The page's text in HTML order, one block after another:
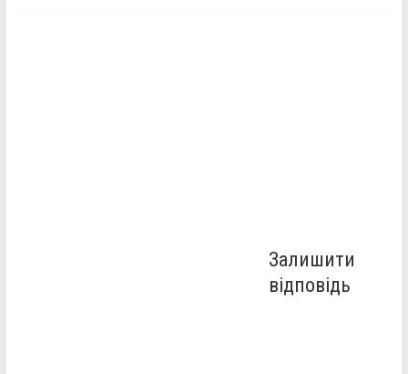
Залишити
відповідь